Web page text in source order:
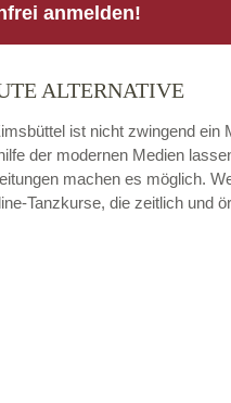
anmelden!
ALTERNATIVE
ist nicht zwingend
der modernen Medien
machen es möglich.
Tanzkurse, die zeitlich und